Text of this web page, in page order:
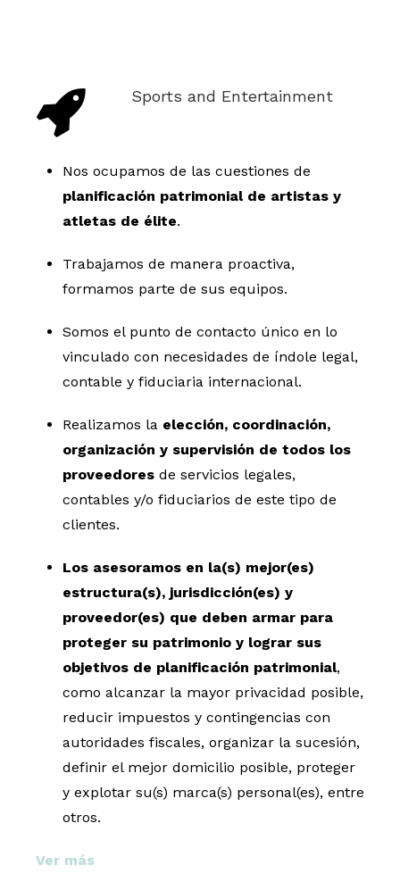
Sports and Entertainment
Nos ocupamos de las cuestiones de
planificación patrimonial de artistas y
atletas de élite.
Trabajamos de manera proactiva,
formamos parte de sus equipos.
Somos el punto de contacto único en lo
vinculado con necesidades de índole legal,
contable y fiduciaria internacional.
Realizamos la elección, coordinación,
organización y supervisión de todos los
proveedores de servicios legales,
contables y/o fiduciarios de este tipo de
clientes.
Los asesoramos en la(s) mejor(es)
estructura(s), jurisdicción(es) y
proveedor(es) que deben armar para
proteger su patrimonio y lograr sus
objetivos de planificación patrimonial,
como alcanzar la mayor privacidad posible,
reducir impuestos y contingencias con
autoridades fiscales, organizar la sucesión,
definir el mejor domicilio posible, proteger
y explotar su(s) marca(s) personal(es), entre
otros.
Ver más